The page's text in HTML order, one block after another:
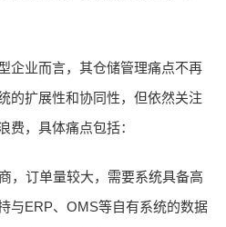
企业而言，其仓储管理痛点不再
的扩展性和协同性，但依然关注
费，具体痛点包括：
，订单量较大，需要系统具备高
与ERP、OMS等自有系统的数据